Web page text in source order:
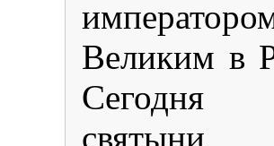
Великим в
Сегодня
святыни